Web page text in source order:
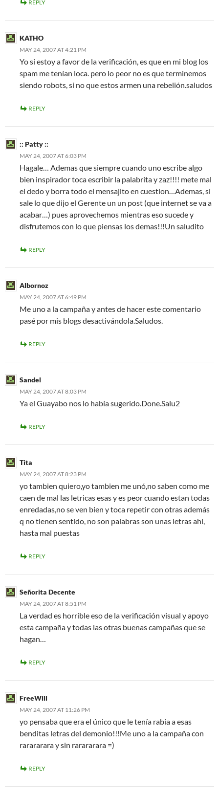
REPLY
KATHO
MAY 24, 2007 AT 4:21 PM
Yo si estoy a favor de la verificación, es que en mi blog los
spam me tenían loca. pero lo peor no es que terminemos
siendo robots, si no que estos armen una rebelión.saludos
REPLY
:: Patty ::
MAY 24, 2007 AT 6:03 PM
Hagale… Ademas que siempre cuando uno escribe algo
bien inspirador toca escribir la palabrita y zaz!!!! mete mal
el dedo y borra todo el mensajito en cuestion…Ademas, si
sale lo que dijo el Gerente un un post (que internet se va a
acabar…) pues aprovechemos mientras eso sucede y
disfrutemos con lo que piensas los demas!!!Un saludito
REPLY
Albornoz
MAY 24, 2007 AT 6:49 PM
Me uno a la campaña y antes de hacer este comentario
pasé por mis blogs desactivándola.Saludos.
REPLY
Sandel
MAY 24, 2007 AT 8:03 PM
Ya el Guayabo nos lo había sugerido.Done.Salu2
REPLY
Tita
MAY 24, 2007 AT 8:23 PM
yo tambien quiero,yo tambien me unó,no saben como me
caen de mal las letricas esas y es peor cuando estan todas
enredadas,no se ven bien y toca repetir con otras además
q no tienen sentido, no son palabras son unas letras ahi,
hasta mal puestas
REPLY
Señorita Decente
MAY 24, 2007 AT 8:51 PM
La verdad es horrible eso de la verificación visual y apoyo
esta campaña y todas las otras buenas campañas que se
hagan…
REPLY
FreeWill
MAY 24, 2007 AT 11:26 PM
yo pensaba que era el único que le tenía rabia a esas
benditas letras del demonio!!!Me uno a la campaña con
rarararara y sin rarararara =)
REPLY